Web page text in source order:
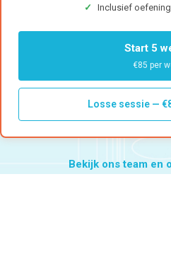
✓ Inclusief
Start 5
€85 per
Losse sessie —
Bekijk ons team en